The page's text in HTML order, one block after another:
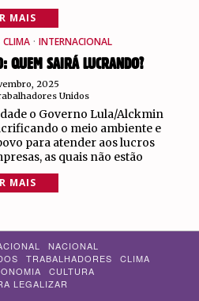
MAIS
CLIMA · INTERNACIONAL
QUEM SAIRÁ LUCRANDO?
2025
Unidos
o Governo Lula/Alckmin
o meio ambiente e
para atender aos lucros
as quais não estão
MAIS
NACIONAL
TRABALHADORES
CLIMA
CULTURA
LEGALIZAR